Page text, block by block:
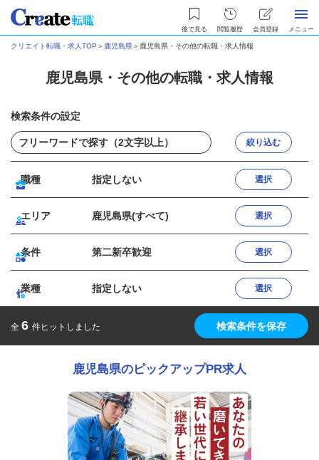
後で見る 閲覧履歴 会員登録 メニュー
クリエイト転職・求人TOP ＞ 鹿児島県＞ 鹿児島県・その他の転職・求人情報
鹿児島県・その他の転職・求人情報
検索条件の設定
絞り込む
職種 指定しない 選択
エリア 鹿児島県(すべて) 選択
条件 第二新卒歓迎 選択
業種 指定しない 選択
全 6 件ヒットしました 検索条件を保存
鹿児島県のピックアップPR求人